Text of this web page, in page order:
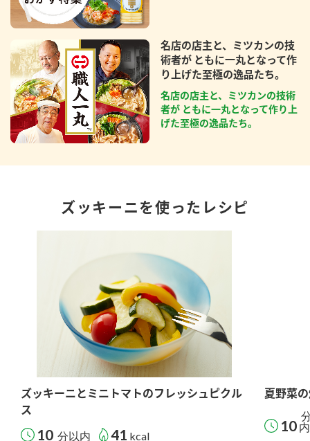
名店の店主と、ミツカンの技
術者が ともに一丸となって作
り上げた至極の逸品たち。
名店の店主と、ミツカンの技術
者が ともに一丸となって作り上
げた至極の逸品たち。
ズッキーニを使ったレシピ
ズッキーニとミニトマトのフレッシュピクル
ス
10 分以内 41 kcal
夏野菜
10 内